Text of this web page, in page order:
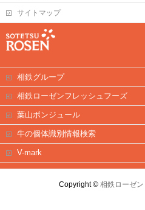
サイトマップ
相鉄グループ
相鉄ローゼンフレッシュフーズ
葉山ボンジュール
牛の個体識別情報検索
V-mark
Copyright © 相鉄ローゼン